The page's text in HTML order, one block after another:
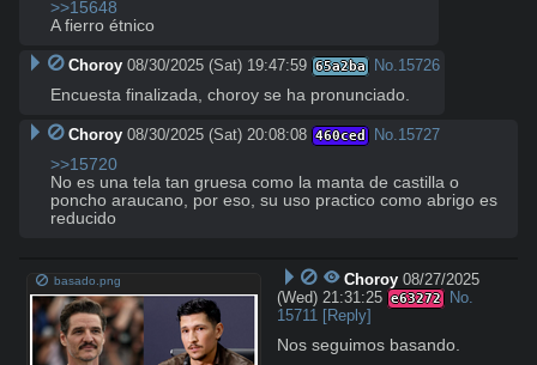
>>15648
A fierro étnico
Choroy 08/30/2025 (Sat) 19:47:59 65a2ba No.15726
Encuesta finalizada, choroy se ha pronunciado.
Choroy 08/30/2025 (Sat) 20:08:08 460ced No.15727
>>15720
No es una tela tan gruesa como la manta de castilla o
poncho araucano, por eso, su uso practico como abrigo es
reducido
basado.png Choroy 08/27/2025
(Wed) 21:31:25 e63272
No.
15711 [Reply]
Nos seguimos basando.